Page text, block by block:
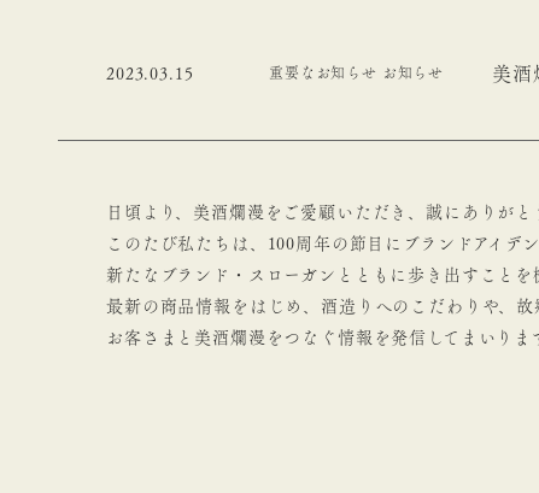
2023.03.15 重要なお知らせ お知らせ 美酒
日頃より、美酒爛漫をご愛顧いただき、誠にありがと
このたび私たちは、100周年の節目にブランドアイデン
新たなブランド・スローガンとともに歩き出すことを
最新の商品情報をはじめ、酒造りへのこだわりや、
お客さまと美酒爛漫をつなぐ情報を発信してまいりま